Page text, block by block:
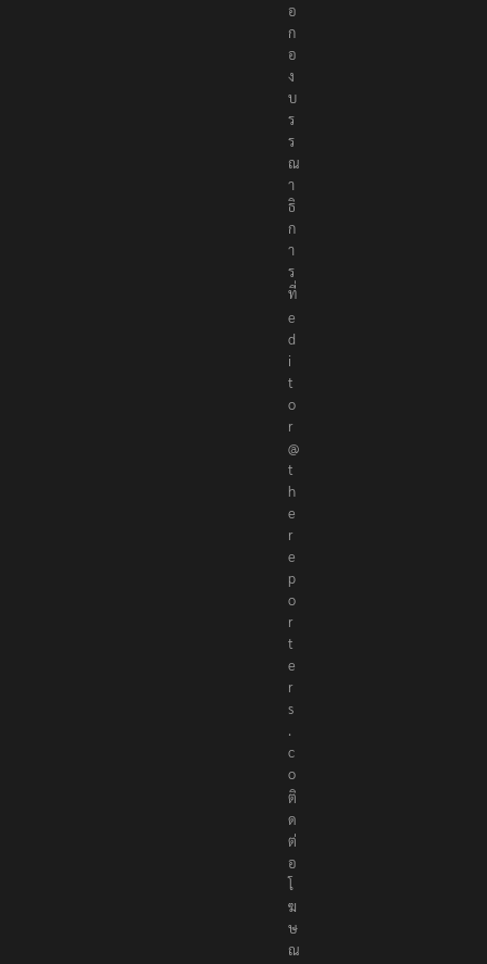
อ
ก
อ
ง
บ
ร
ร
ณ
า
ธิ
ก
า
ร
ที่
e
d
i
t
o
r
@
t
h
e
r
e
p
o
r
t
e
r
s
.
c
o
ติ
ด
ต่
อ
โ
ฆ
ษ
ณ